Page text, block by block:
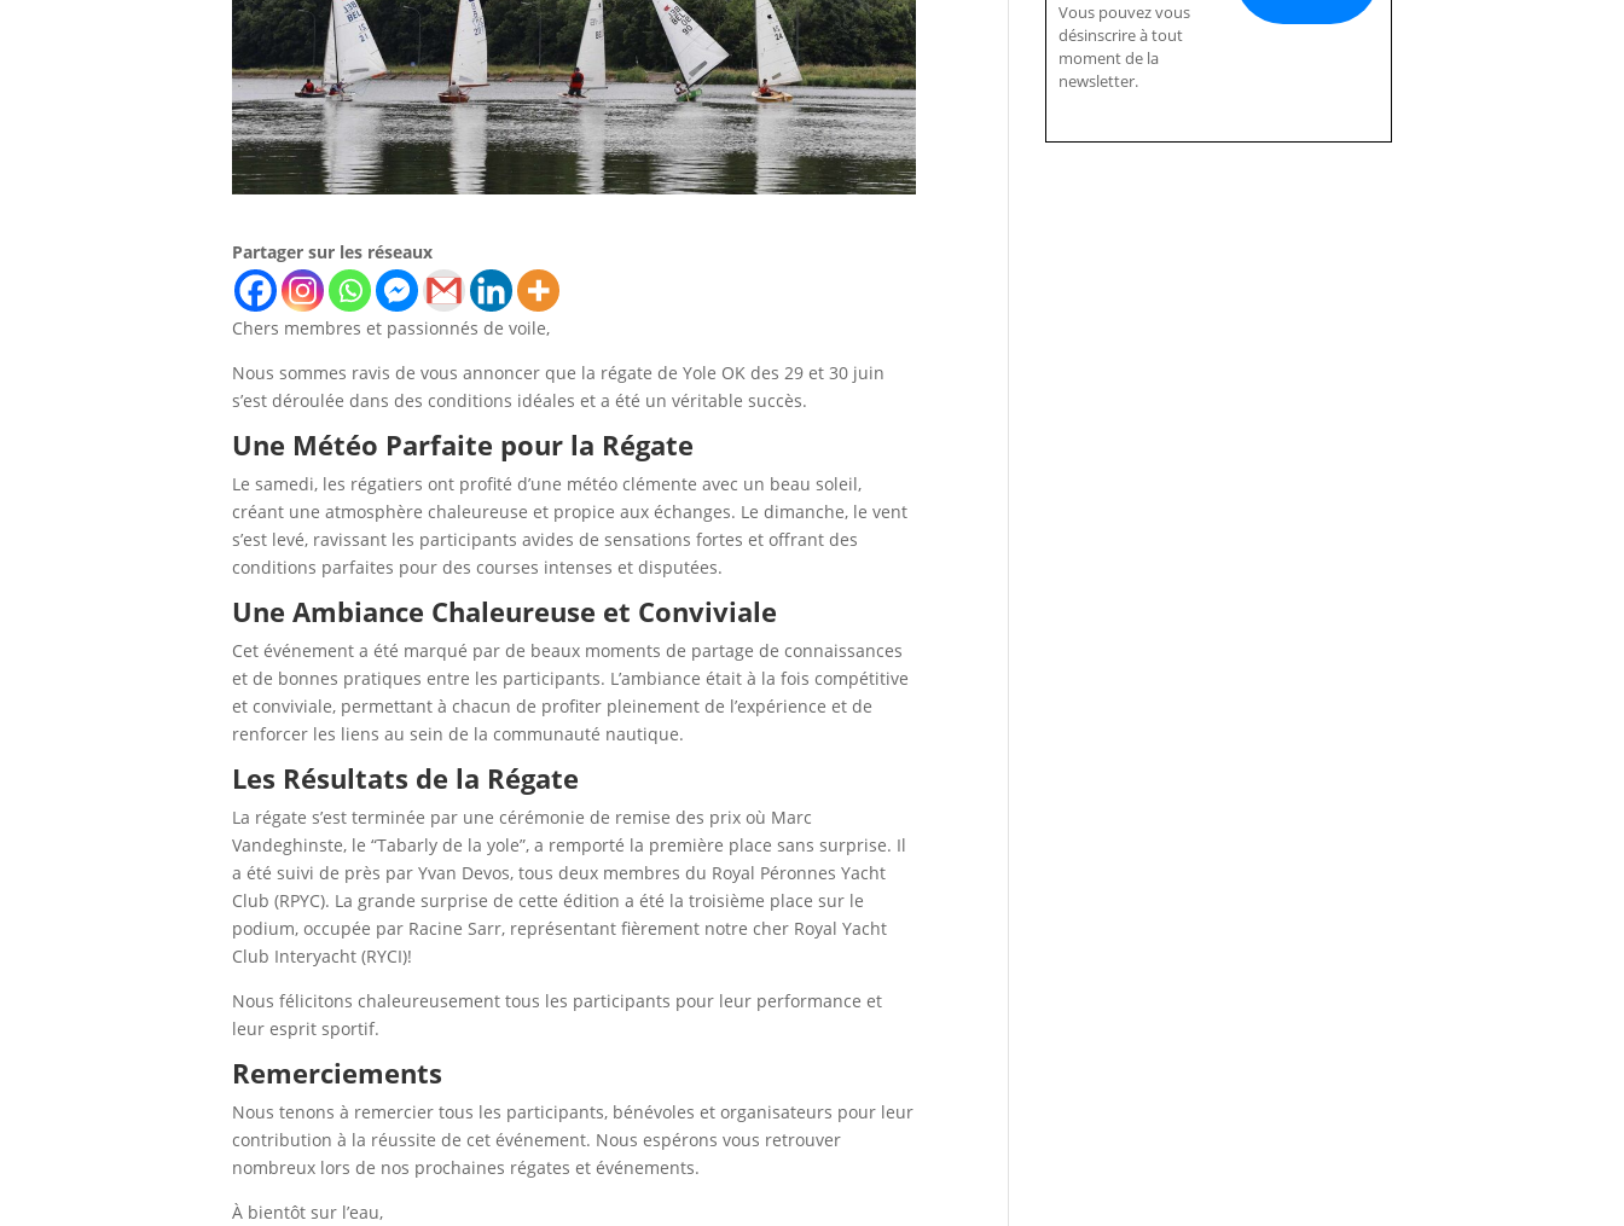
Partager sur les réseaux
Chers membres et passionnés de voile,
Nous sommes ravis de vous annoncer que la régate de Yole OK des 29 et 30 juin
s’est déroulée dans des conditions idéales et a été un véritable succès.
Une Météo Parfaite pour la Régate
Le samedi, les régatiers ont profité d’une météo clémente avec un beau soleil,
créant une atmosphère chaleureuse et propice aux échanges. Le dimanche, le vent
s’est levé, ravissant les participants avides de sensations fortes et offrant des
conditions parfaites pour des courses intenses et disputées.
Une Ambiance Chaleureuse et Conviviale
Cet événement a été marqué par de beaux moments de partage de connaissances
et de bonnes pratiques entre les participants. L’ambiance était à la fois compétitive
et conviviale, permettant à chacun de profiter pleinement de l’expérience et de
renforcer les liens au sein de la communauté nautique.
Les Résultats de la Régate
La régate s’est terminée par une cérémonie de remise des prix où Marc
Vandeghinste, le “Tabarly de la yole”, a remporté la première place sans surprise. Il
a été suivi de près par Yvan Devos, tous deux membres du Royal Péronnes Yacht
Club (RPYC). La grande surprise de cette édition a été la troisième place sur le
podium, occupée par Racine Sarr, représentant fièrement notre cher Royal Yacht
Club Interyacht (RYCI)!
Nous félicitons chaleureusement tous les participants pour leur performance et
leur esprit sportif.
Remerciements
Nous tenons à remercier tous les participants, bénévoles et organisateurs pour leur
contribution à la réussite de cet événement. Nous espérons vous retrouver
nombreux lors de nos prochaines régates et événements.
À bientôt sur l’eau,
Vous pouvez vous
désinscrire à tout
moment de la
newsletter.